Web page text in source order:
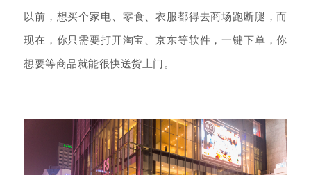
以前，想买个家电 零食 、衣服都得去商场跑断腿，而
现在，你只需要打开淘宝、京东等软件，一键下单，你
想要等商品就能很快送货上门。